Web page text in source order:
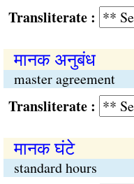
:
मानक अनुबंध
master agreement
:
मानक घंटे
standard hours